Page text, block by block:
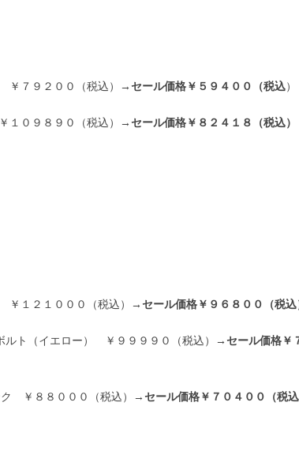
９２００（税込） →セール価格￥５９４００（税込）
０９８９０（税込） →セール価格￥８２４１８（税込）
１２１０００（税込） →セール価格￥９６８００（税込
ト（イエロー） ￥９９９９０（税込）
→セール価格￥
￥８８０００（税込）→セール価格￥７０４００（税込